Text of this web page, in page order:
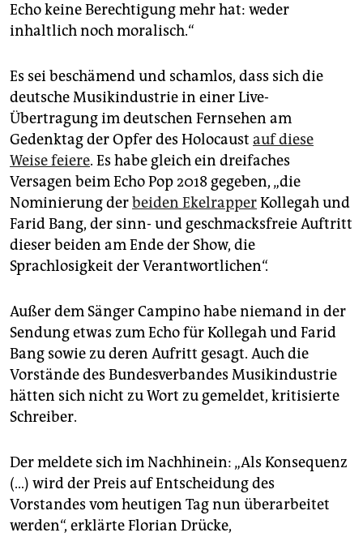
Echo keine Berechtigung mehr hat: weder
inhaltlich noch moralisch.“
Es sei beschämend und schamlos, dass sich die
deutsche Musikindustrie in einer Live-
Übertragung im deutschen Fernsehen am
Gedenktag der Opfer des Holocaust auf diese
Weise feiere. Es habe gleich ein dreifaches
Versagen beim Echo Pop 2018 gegeben, „die
Nominierung derbeiden EkelrapperKollegah und
Farid Bang, der sinn- und geschmacksfreie Auftritt
dieser beiden am Ende der Show, die
Sprachlosigkeit der Verantwortlichen“.
Außer dem Sänger Campino habe niemand in der
Sendung etwas zum Echo für Kollegah und Farid
Bang sowie zu deren Aufritt gesagt. Auch die
Vorstände des Bundesverbandes Musikindustrie
hätten sich nicht zu Wort zu gemeldet, kritisierte
Schreiber.
Der meldete sich im Nachhinein: „Als Konsequenz
(…) wird der Preis auf Entscheidung des
Vorstandes vom heutigen Tag nun überarbeitet
werden“, erklärte Florian Drücke,